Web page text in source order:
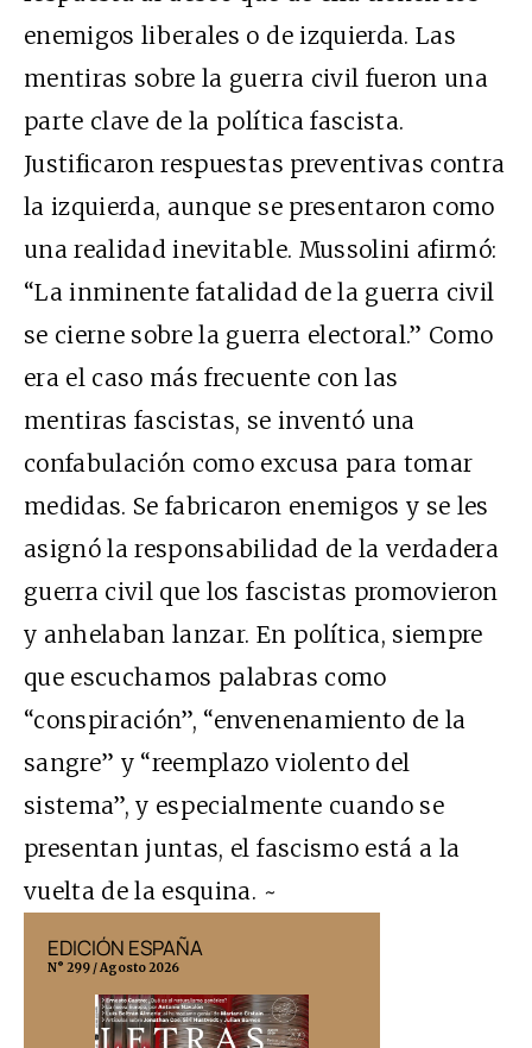
enemigos liberales o de izquierda. Las
mentiras sobre la guerra civil fueron una
parte clave de la política fascista.
Justificaron respuestas preventivas contra
la izquierda, aunque se presentaron como
una realidad inevitable. Mussolini afirmó:
“La inminente fatalidad de la guerra civil
se cierne sobre la guerra electoral.” Como
era el caso más frecuente con las
mentiras fascistas, se inventó una
confabulación como excusa para tomar
medidas. Se fabricaron enemigos y se les
asignó la responsabilidad de la verdadera
guerra civil que los fascistas promovieron
y anhelaban lanzar. En política, siempre
que escuchamos palabras como
“conspiración”, “envenenamiento de la
sangre” y “reemplazo violento del
sistema”, y especialmente cuando se
presentan juntas, el fascismo está a la
vuelta de la esquina. ~
EDICIÓN ESPAÑA
N° 299 / Agosto 2026